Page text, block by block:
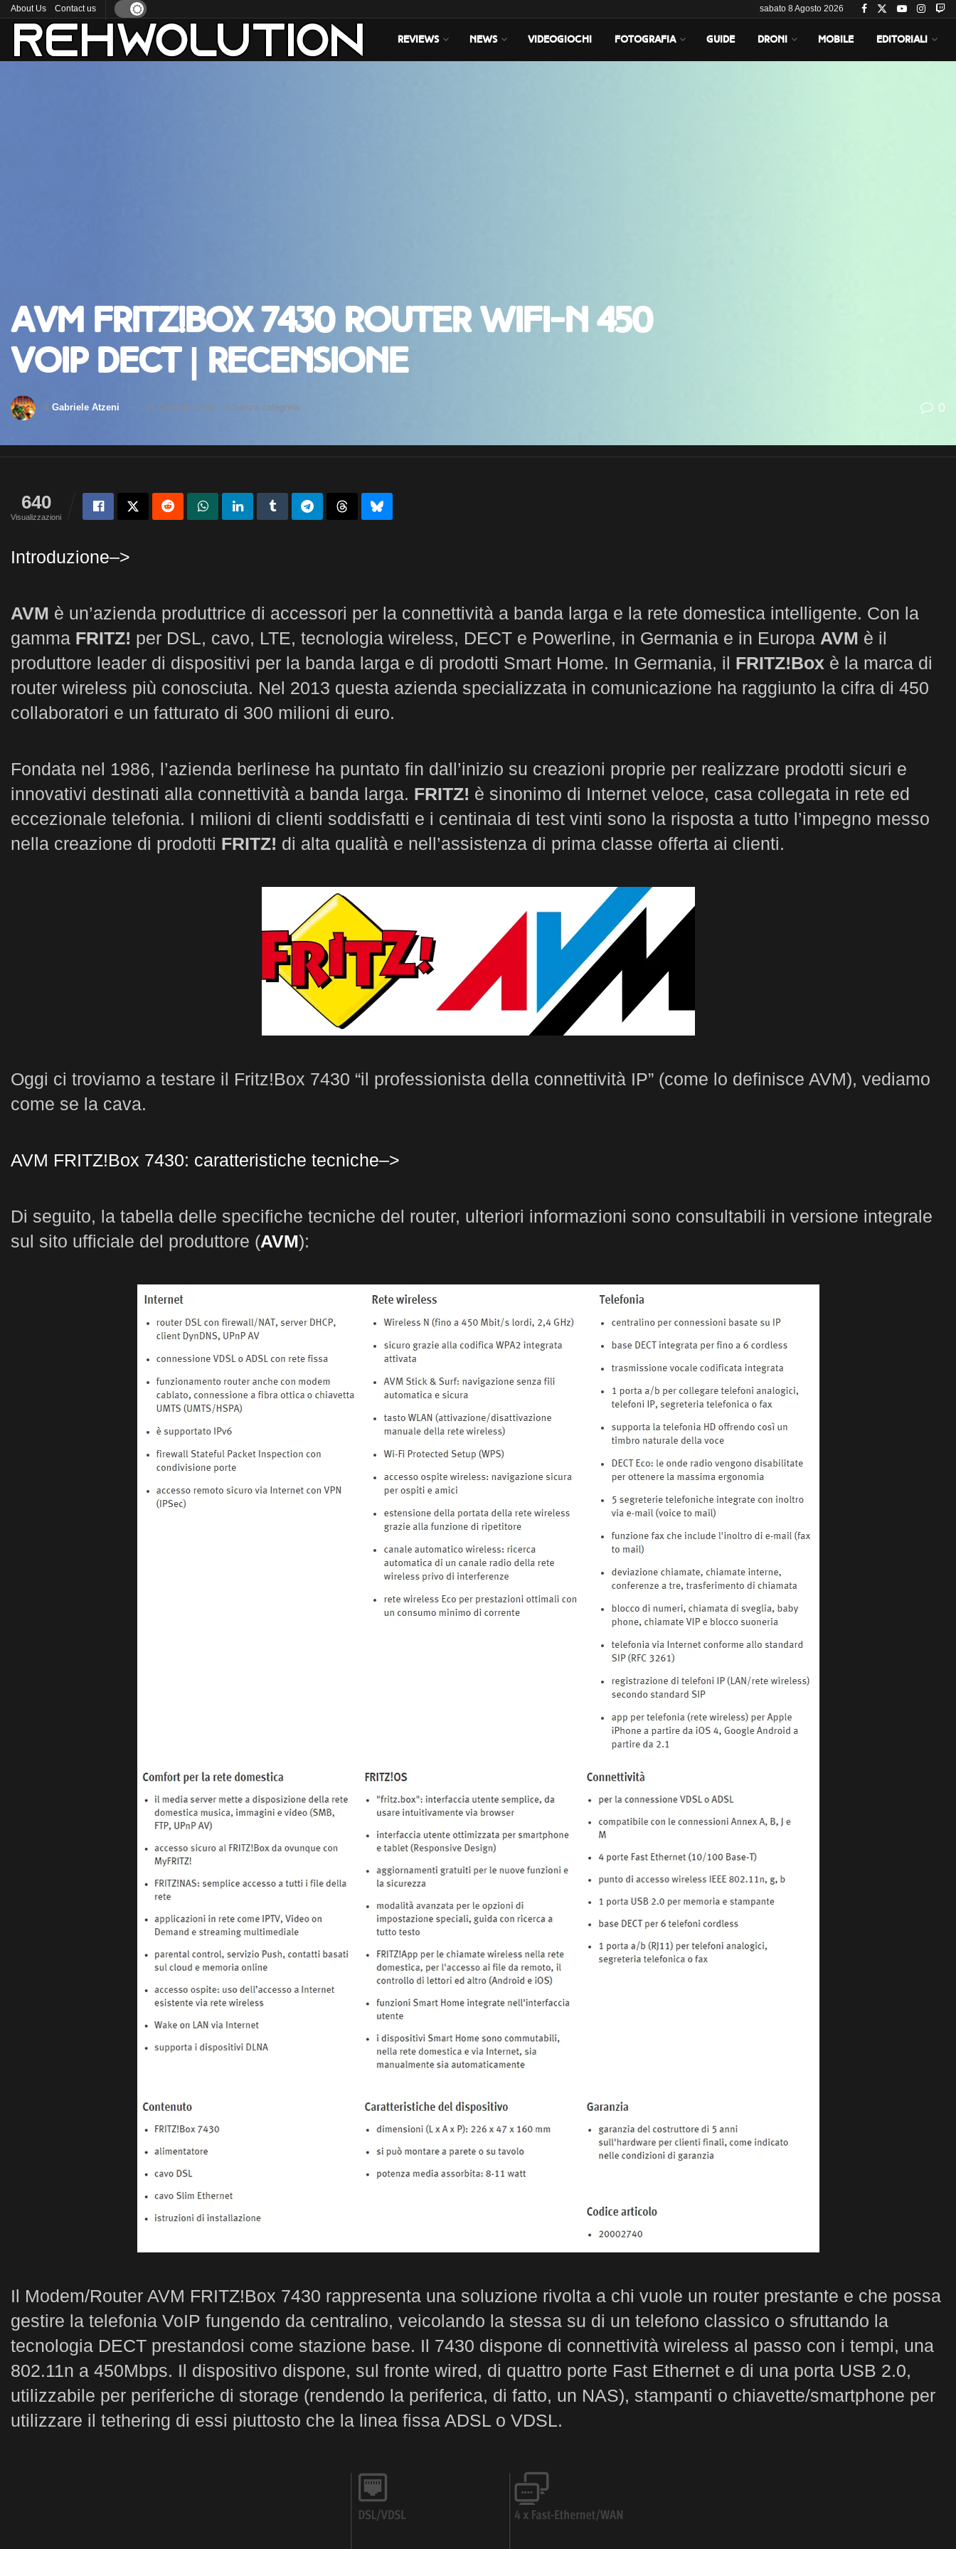
About Us Contact us sabato 8 Agosto 2026
REVIEWS NEWS VIDEOGIOCHI FOTOGRAFIA GUIDE DRONI MOBILE EDITORIALI
AVM Fritz!Box 7430 Router WiFi-N 450
VoIP DeCT | Recensione
di Gabriele Atzeni 21 Gennaio 2016 in Senza categoria 0
640
Visualizzazioni
Introduzione–>
AVM è un’azienda produttrice di accessori per la connettività a banda larga e la rete domestica intelligente. Con la
gamma FRITZ! per DSL, cavo, LTE, tecnologia wireless, DECT e Powerline, in Germania e in Europa AVM è il
produttore leader di dispositivi per la banda larga e di prodotti Smart Home. In Germania, il FRITZ!Box è la marca di
router wireless più conosciuta. Nel 2013 questa azienda specializzata in comunicazione ha raggiunto la cifra di 450
collaboratori e un fatturato di 300 milioni di euro.
Fondata nel 1986, l’azienda berlinese ha puntato fin dall’inizio su creazioni proprie per realizzare prodotti sicuri e
innovativi destinati alla connettività a banda larga. FRITZ! è sinonimo di Internet veloce, casa collegata in rete ed
eccezionale telefonia. I milioni di clienti soddisfatti e i centinaia di test vinti sono la risposta a tutto l’impegno messo
nella creazione di prodotti FRITZ! di alta qualità e nell’assistenza di prima classe offerta ai clienti.
Oggi ci troviamo a testare il Fritz!Box 7430 “il professionista della connettività IP” (come lo definisce AVM), vediamo
come se la cava.
AVM FRITZ!Box 7430: caratteristiche tecniche–>
Di seguito, la tabella delle specifiche tecniche del router, ulteriori informazioni sono consultabili in versione integrale
sul sito ufficiale del produttore (AVM):
Il Modem/Router AVM FRITZ!Box 7430 rappresenta una soluzione rivolta a chi vuole un router prestante e che possa
gestire la telefonia VoIP fungendo da centralino, veicolando la stessa su di un telefono classico o sfruttando la
tecnologia DECT prestandosi come stazione base. Il 7430 dispone di connettività wireless al passo con i tempi, una
802.11n a 450Mbps. Il dispositivo dispone, sul fronte wired, di quattro porte Fast Ethernet e di una porta USB 2.0,
utilizzabile per periferiche di storage (rendendo la periferica, di fatto, un NAS), stampanti o chiavette/smartphone per
utilizzare il tethering di essi piuttosto che la linea fissa ADSL o VDSL.